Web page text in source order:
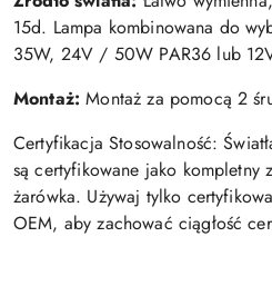
15d. Lampa kombinowana do
35W, 24V / 50W PAR36 lub
Montaż:Montaż za pomocą 2
Certyfikacja Stosowalność:
są certyfikowane jako kompletny
żarówka. Używaj tylko
OEM, aby zachować ciągłość